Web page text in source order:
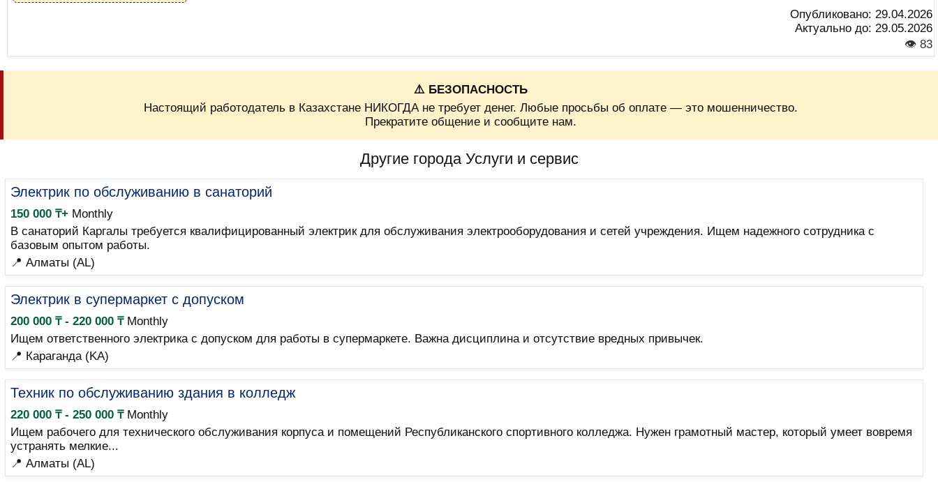
Опубликовано: 29.04.2026
Актуально до: 29.05.2026
👁 83
⚠️ БЕЗОПАСНОСТЬ
Настоящий работодатель в Казахстане НИКОГДА не требует денег. Любые просьбы об оплате — это мошенничество.
Прекратите общение и сообщите нам.
Другие города Услуги и сервис
Электрик по обслуживанию в санаторий
150 000 ₸+ Monthly
В санаторий Каргалы требуется квалифицированный электрик для обслуживания электрооборудования и сетей учреждения. Ищем надежного сотрудника с
базовым опытом работы.
📍 Алматы (AL)
Электрик в супермаркет с допуском
200 000 ₸ - 220 000 ₸Monthly
Ищем ответственного электрика с допуском для работы в супермаркете. Важна дисциплина и отсутствие вредных привычек.
📍 Караганда (KA)
Техник по обслуживанию здания в колледж
220 000 ₸ - 250 000 ₸Monthly
Ищем рабочего для технического обслуживания корпуса и помещений Республиканского спортивного колледжа. Нужен грамотный мастер, который умеет вовремя
устранять мелкие...
📍 Алматы (AL)